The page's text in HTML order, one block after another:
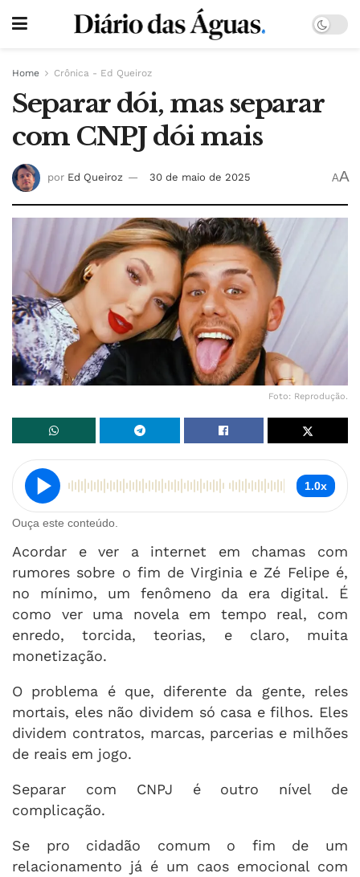
Home Crônica - Ed Queiroz
Separar dói, mas separar
com CNPJ dói mais
por Ed Queiroz 30 de maio de 2025 AA
Foto: Reprodução.
1.0x
Ouça este conteúdo.
Acordar e ver a internet em chamas com
rumores sobre o fim de Virginia e Zé Felipe é,
no mínimo, um fenômeno da era digital. É
como ver uma novela em tempo real, com
enredo, torcida, teorias, e claro, muita
monetização.
O problema é que, diferente da gente, reles
mortais, eles não dividem só casa e filhos. Eles
dividem contratos, marcas, parcerias e milhões
de reais em jogo.
Separar com CNPJ é outro nível de
complicação.
Se pro cidadão comum o fim de um
relacionamento já é um caos emocional com